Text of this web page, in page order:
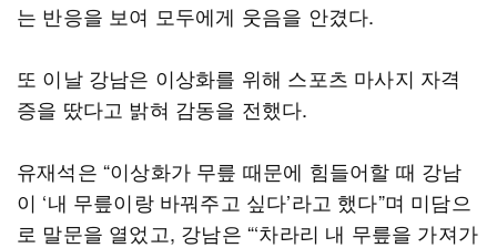
는 반응을 보여 모두에게 웃음을 안겼다.
또 이날 강남은 이상화를 위해 스포츠 마사지 자격
증을 땄다고 밝혀 감동을 전했다.
유재석은 “이상화가 무릎 때문에 힘들어할 때 강남
이 ‘내 무릎이랑 바꿔주고 싶다’라고 했다”며 미담으
로 말문을 열었고, 강남은 “‘차라리 내 무릎을 가져가